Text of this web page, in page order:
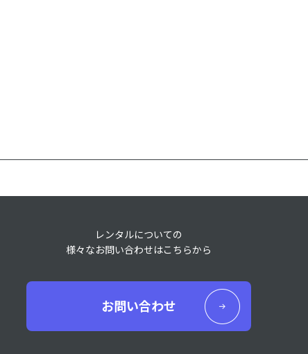
レンタルについての
様々なお問い合わせはこちらから
お問い合わせ